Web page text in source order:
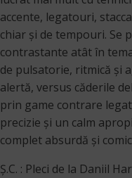
accente, legatouri,
chiar și de tempouri. Se
contrastante atât în
de pulsatorie, ritmică și
alertă, versus căderile
prin game contrare
precizie și un calm
complet absurdă și
Ș.C. : Pleci de la Daniil